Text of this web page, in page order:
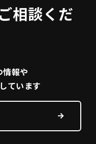
相談くだ
情報や
ています